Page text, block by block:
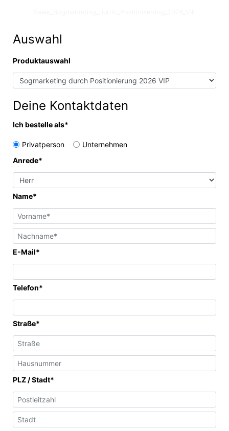
Auswahl
Produktauswahl
Deine Kontaktdaten
Ich bestelle als*
Privatperson
Unternehmen
Anrede*
Name*
E-Mail*
Telefon*
Straße*
PLZ / Stadt*